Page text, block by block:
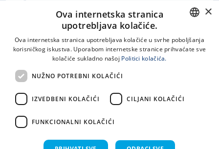
Spinčićeva 1, 21000 Split
LINKOVI
Uvjeti korištenja
CROATIAN
×
Ova internetska stranica
upotrebljava kolačiće.
Ova internetska stranica upotrebljava kolačiće u svrhe poboljšanja
korisničkog iskustva. Uporabom internetske stranice prihvaćate sve
kolačiće sukladno našoj Politici kolačića.
NUŽNO POTREBNI KOLAČIĆI
IZVEDBENI KOLAČIĆI CILJANI KOLAČIĆI
FUNKCIONALNI KOLAČIĆI